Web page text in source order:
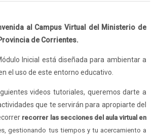
al Campus Virtual del Ministerio de
de Corrientes.
Inicial está diseñada para ambientar a
el uso de este entorno educativo.
videos tutoriales, queremos darte a
que te servirán para apropiarte del
recorrer las secciones del aula virtual en
gestionando tus tiempos y tu acercamiento a